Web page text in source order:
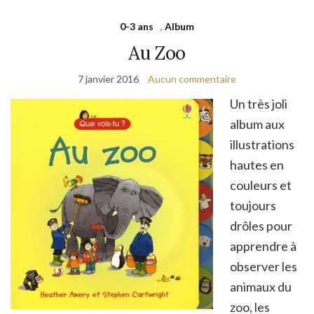
0-3 ans , Album
Au Zoo
7 janvier 2016 Aucun commentaire
Un très joli
album aux
illustrations
hautes en
couleurs et
toujours
drôles pour
apprendre à
observer les
animaux du
zoo, les